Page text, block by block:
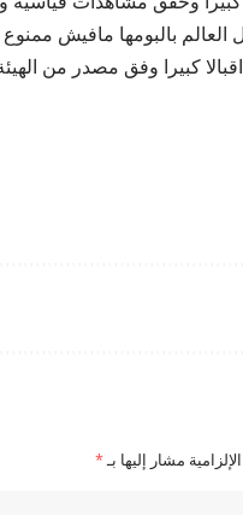
اقبالا كبيرا وفق مصدر من
مشار إليها بـ*